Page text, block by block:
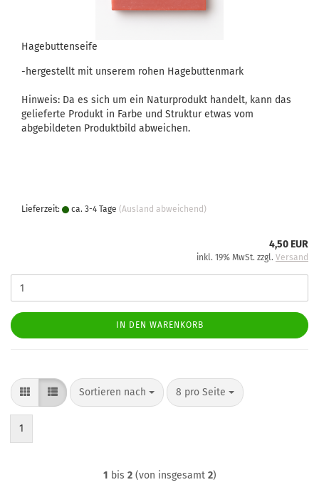
Hagebuttenseife
-hergestellt mit unserem rohen Hagebuttenmark
Hinweis: Da es sich um ein Naturprodukt handelt, kann das
gelieferte Produkt in Farbe und Struktur etwas vom
abgebildeten Produktbild abweichen.
Lieferzeit: ca. 3-4 Tage (Ausland abweichend)
4,50 EUR
inkl. 19% MwSt. zzgl. Versand
IN DEN WARENKORB
Sortieren nach
Sortieren nach 8 pro Seite
pro Seite
1
1 bis 2(von insgesamt 2)